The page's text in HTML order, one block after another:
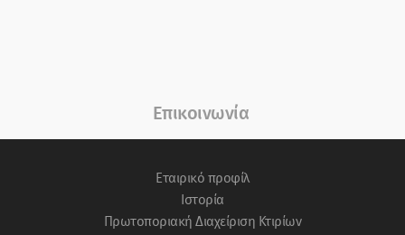
Επικοινωνία
Eταιρικό προφίλ
Ιστορία
Πρωτοποριακή Διαχείριση Κτιρίων